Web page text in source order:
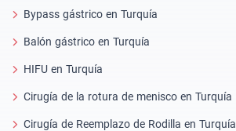
Bypass gástrico en Turquía
Balón gástrico en Turquía
HIFU en Turquía
Cirugía de la rotura de menisco en Turquía
Cirugía de Reemplazo de Rodilla en Turquía